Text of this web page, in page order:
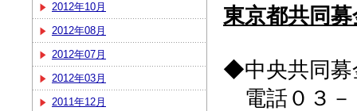
2012年10月
2012年08月
2012年07月
2012年03月
2011年12月
東京都共同
◆中央共同募
電話０３－